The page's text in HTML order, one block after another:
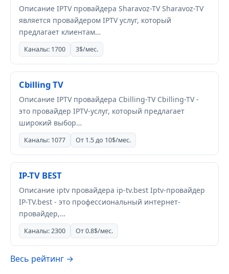
Описание IPTV провайдера Sharavoz-TV Sharavoz-TV
является провайдером IPTV услуг, который
предлагает клиентам…
Каналы: 1700 3$/мес.
Cbilling TV
Описание IPTV провайдера Cbilling-TV Cbilling-TV -
это провайдер IPTV-услуг, который предлагает
широкий выбор…
Каналы: 1077 От 1.5 до 10$/мес.
IP-TV BEST
Описание iptv провайдера ip-tv.best Iptv-провайдер
IP-TV.best - это профессиональный интернет-
провайдер,…
Каналы: 2300 От 0.8$/мес.
Весь рейтинг →